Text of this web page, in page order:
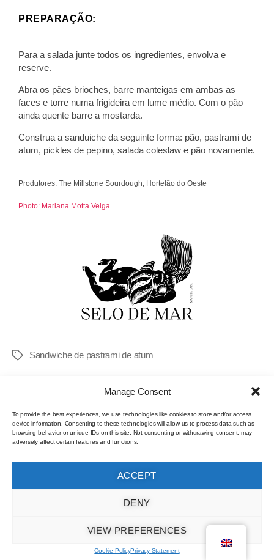
Manage Consent
To provide the best experiences, we use technologies like cookies to store and/or access
device information. Consenting to these technologies will allow us to process data such as
browsing behavior or unique IDs on this site. Not consenting or withdrawing consent, may
adversely affect certain features and functions.
ACCEPT
DENY
VIEW PREFERENCES
Cookie PolicyPrivacy Statement
PREPARAÇÃO:
Para a salada junte todos os ingredientes, envolva e
reserve.
Abra os pães brioches, barre manteigas em ambas as
faces e torre numa frigideira em lume médio. Com o pão
ainda quente barre a mostarda.
Construa a sanduiche da seguinte forma: pão, pastrami de
atum, pickles de pepino, salada coleslaw e pão novamente.
Produtores: The Millstone Sourdough, Hortelão do Oeste
Photo: Mariana Motta Veiga
Sandwiche de pastrami de atum
SEA SEAL RECIPES
Cuttlefish roe à Brás
canthecan_bfmhxg
No Comments